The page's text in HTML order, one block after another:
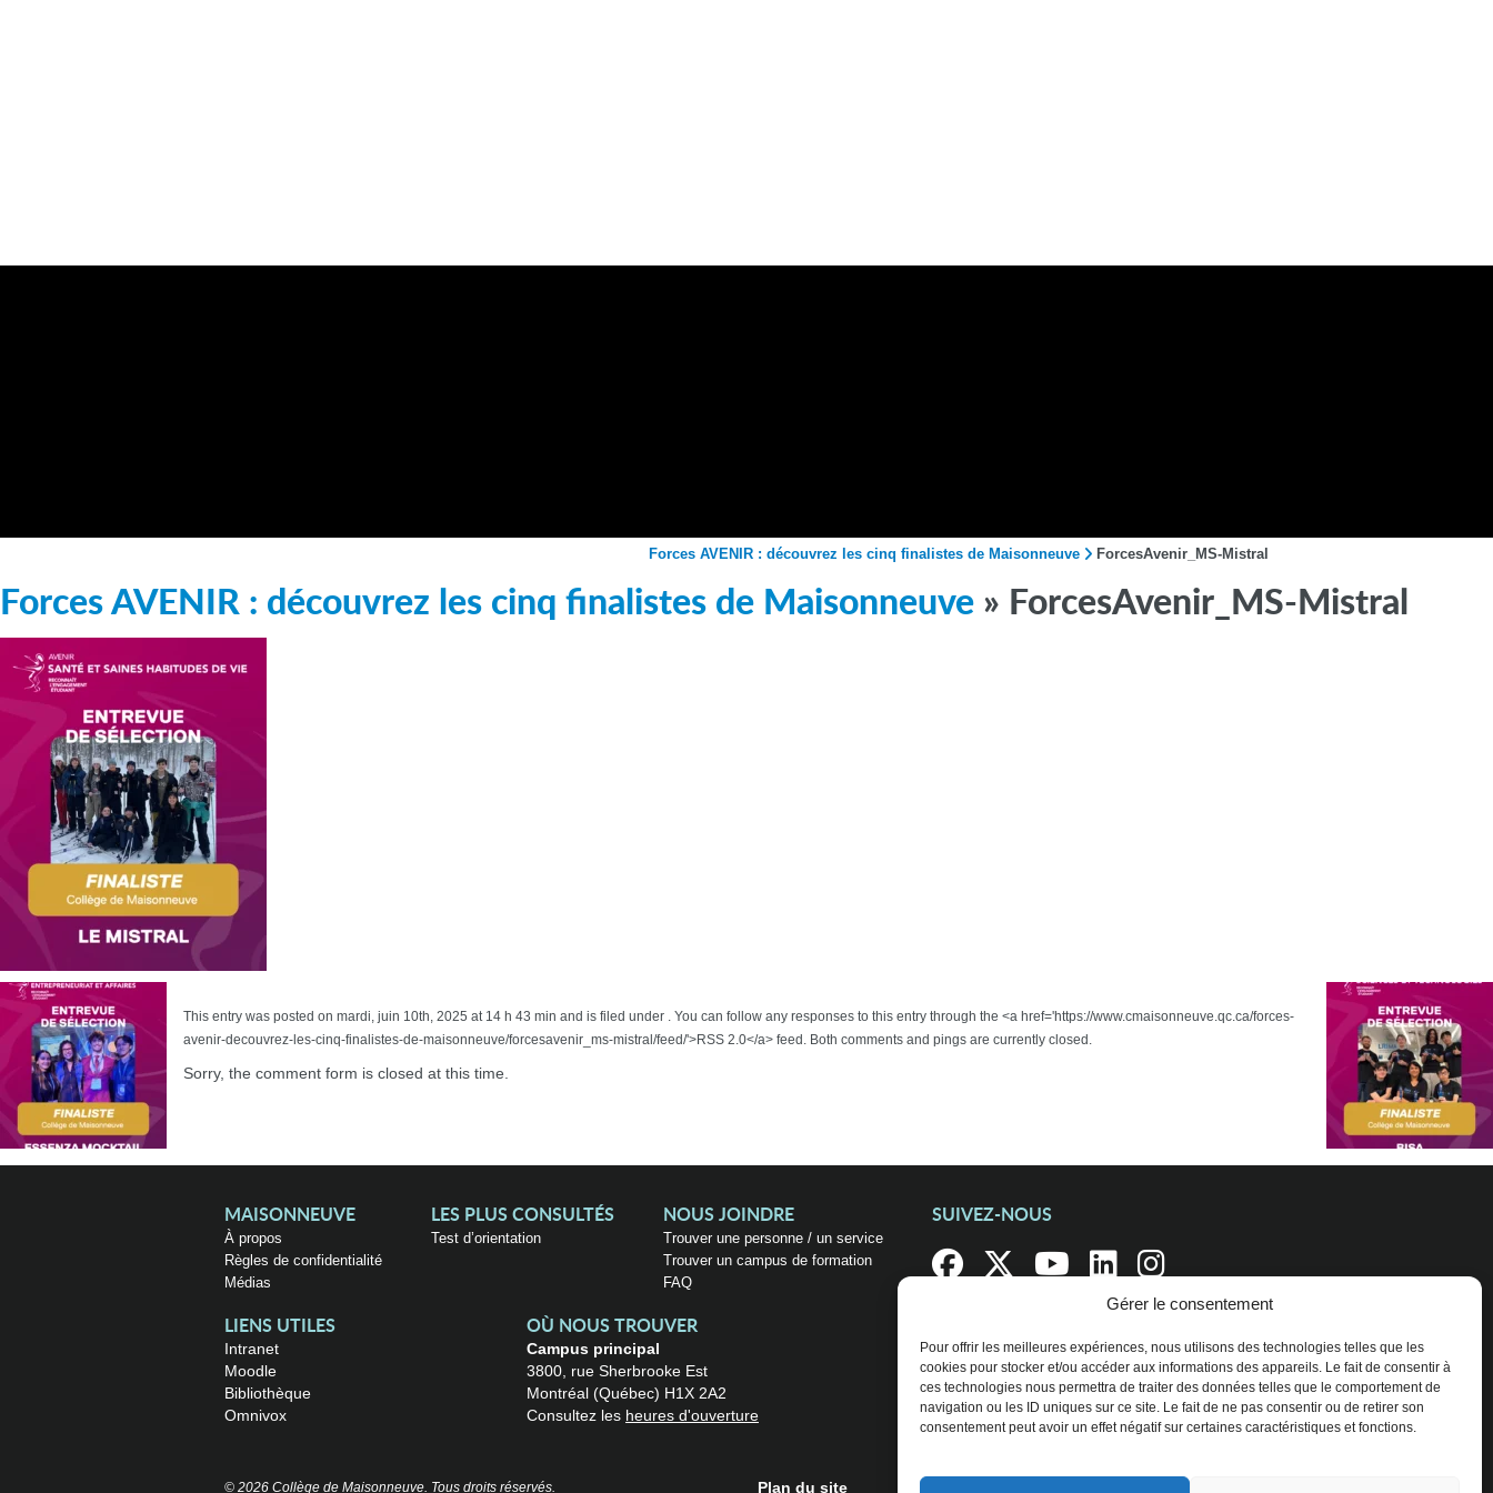
Gérer le consentement
Pour offrir les meilleures expériences, nous utilisons des technologies telles que les
cookies pour stocker et/ou accéder aux informations des appareils. Le fait de consentir à
ces technologies nous permettra de traiter des données telles que le comportement de
navigation ou les ID uniques sur ce site. Le fait de ne pas consentir ou de retirer son
consentement peut avoir un effet négatif sur certaines caractéristiques et fonctions.
Forces AVENIR : découvrez les cinq finalistes de Maisonneuve ForcesAvenir_MS-Mistral
Forces AVENIR : découvrez les cinq finalistes de Maisonneuve » ForcesAvenir_MS-Mistral
This entry was posted on mardi, juin 10th, 2025 at 14 h 43 min and is filed under . You can follow any responses to this entry through the <a href='https://www.cmaisonneuve.qc.ca/forces-
avenir-decouvrez-les-cinq-finalistes-de-maisonneuve/forcesavenir_ms-mistral/feed/'>RSS 2.0</a> feed. Both comments and pings are currently closed.
Sorry, the comment form is closed at this time.
MAISONNEUVE
À propos
Règles de confidentialité
Médias
LES PLUS CONSULTÉS
Test d’orientation
NOUS JOINDRE
Trouver une personne / un service
Trouver un campus de formation
FAQ
SUIVEZ-NOUS
LIENS UTILES
Intranet
Moodle
Bibliothèque
Omnivox
OÙ NOUS TROUVER
Campus principal
3800, rue Sherbrooke Est
Montréal (Québec) H1X 2A2
Consultez les heures d'ouverture
© 2026 Collège de Maisonneuve. Tous droits réservés. Plan du site